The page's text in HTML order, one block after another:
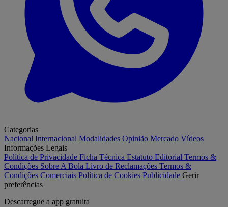
Categorias
Nacional Internacional Modalidades Opinião Mercado Vídeos
Informações Legais
Política de Privacidade Ficha Técnica Estatuto Editorial Termos &
Condições Sobre A Bola Livro de Reclamações Termos &
Condições Comerciais Política de Cookies Publicidade Gerir
preferências
Descarregue a app gratuita